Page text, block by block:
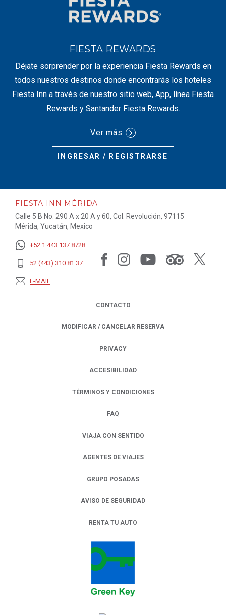
FIESTA REWARDS
Déjate sorprender por la experiencia Fiesta Rewards en
todos nuestros destinos donde encontrarás los hoteles
Fiesta Inn a través de nuestro sitio web, App, línea Fiesta
Rewards y Santander Fiesta Rewards.
Ver más
INGRESAR / REGISTRARSE
FIESTA INN MÉRIDA
Calle 5 B No. 290 A x 20 A y 60, Col. Revolución, 97115
Mérida, Yucatán, Mexico
+52 1 443 137 8728
52 (443) 310 81 37
E-MAIL
CONTACTO
MODIFICAR / CANCELAR RESERVA
PRIVACY
OPENS IN A NEW TAB.
ACCESIBILIDAD
TÉRMINOS Y CONDICIONES
FAQ
VIAJA CON SENTIDO
AGENTES DE VIAJES
GRUPO POSADAS
AVISO DE SEGURIDAD
RENTA TU AUTO
OPENS IN A NEW TAB.